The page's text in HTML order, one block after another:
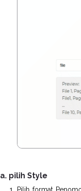
a. pilih Style